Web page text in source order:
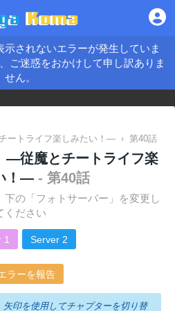
されないエラーが発生していま
ご迷惑をおかけして申し訳ありま
せん。
ートライフ楽しみたい！― › 第40話
従魔とチートライフ楽
！― - 第40話
の「フォトサーバー」を変更し
ください
1 Server 2
ラーを報告
印を使用してチャプターを切り替